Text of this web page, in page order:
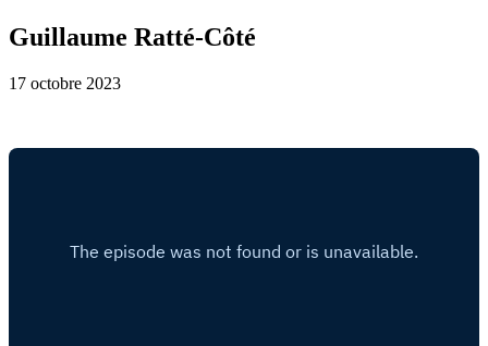
Guillaume Ratté-Côté
17 octobre 2023